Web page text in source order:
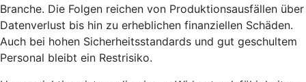
Branche. Die Folgen reichen von Produktionsausfällen über
Datenverlust bis hin zu erheblichen finanziellen Schäden.
Auch bei hohen Sicherheitsstandards und gut geschultem
Personal bleibt ein Restrisiko.